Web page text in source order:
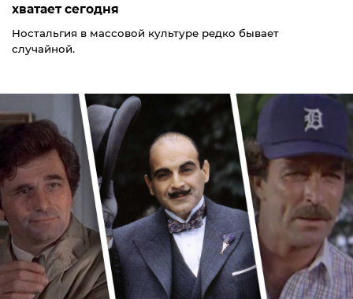
хватает сегодня
Ностальгия в массовой культуре редко бывает
случайной.